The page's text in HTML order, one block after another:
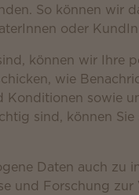
So können wir
oder
können wir Ihre
wie
Konditionen sowie
sind, können
Daten auch zu
und Forschung